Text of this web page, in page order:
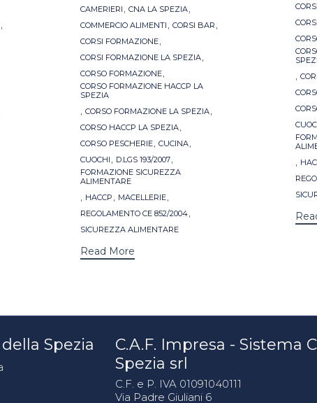
,
CAMERIERI , CNA LA SPEZIA,
COMMERCIO ALIMENTI , CORSI BAR ,
CORSI FORMAZIONE,
CORSI FORMAZIONE LA SPEZIA,
CORSO FORMAZIONE,
CORSO FORMAZIONE HACCP LA
SPEZIA
, CORSO FORMAZIONE LA SPEZIA,
CORSO HACCP LA SPEZIA,
CORSO PESCHERIE, CUCINA,
CUOCHI , D.LGS 193/2007,
FORMAZIONE SICUREZZA
ALIMENTARE
, HACCP , MACELLERIE,
REGOLAMENTO CE 852/2004,
SICUREZZA ALIMENTARE
Read More
,
,
Spezia
C.A.F. Impresa - Sistema
Spezia srl
C.F. e P. IVA 01091040111
Via Padre Giuliani 6